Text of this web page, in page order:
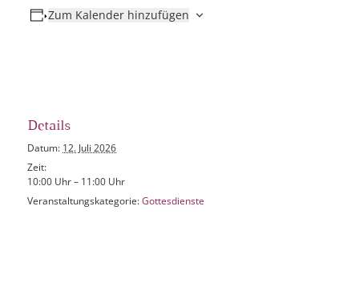
Zum Kalender hinzufügen
Details
Datum: 12. Juli 2026
Zeit:
10:00 Uhr – 11:00 Uhr
Veranstaltungskategorie: Gottesdienste